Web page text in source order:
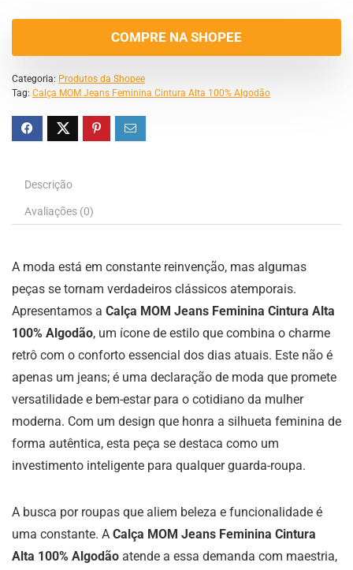
COMPRE NA SHOPEE
Categoria: Produtos da Shopee
Tag: Calça MOM Jeans Feminina Cintura Alta 100% Algodão
Descrição
Avaliações (0)
A moda está em constante reinvenção, mas algumas
peças se tornam verdadeiros clássicos atemporais.
Apresentamos a Calça MOM Jeans Feminina Cintura Alta
100% Algodão, um ícone de estilo que combina o charme
retrô com o conforto essencial dos dias atuais. Este não é
apenas um jeans; é uma declaração de moda que promete
versatilidade e bem-estar para o cotidiano da mulher
moderna. Com um design que honra a silhueta feminina de
forma autêntica, esta peça se destaca como um
investimento inteligente para qualquer guarda-roupa.
A busca por roupas que aliem beleza e funcionalidade é
uma constante. A Calça MOM Jeans Feminina Cintura
Alta 100% Algodão atende a essa demanda com maestria,